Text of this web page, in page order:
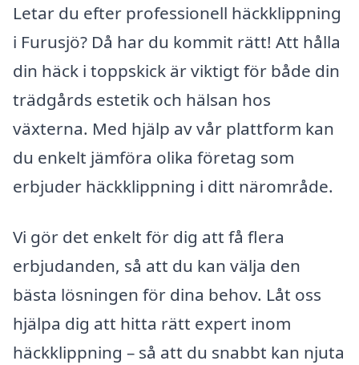
Letar du efter professionell häckklippning
i Furusjö? Då har du kommit rätt! Att hålla
din häck i toppskick är viktigt för både din
trädgårds estetik och hälsan hos
växterna. Med hjälp av vår plattform kan
du enkelt jämföra olika företag som
erbjuder häckklippning i ditt närområde.
Vi gör det enkelt för dig att få flera
erbjudanden, så att du kan välja den
bästa lösningen för dina behov. Låt oss
hjälpa dig att hitta rätt expert inom
häckklippning – så att du snabbt kan njuta